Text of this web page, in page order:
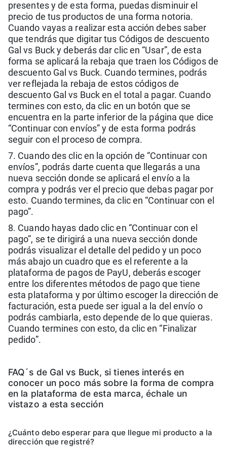
presentes y de esta forma, puedas disminuir el
precio de tus productos de una forma notoria.
Cuando vayas a realizar esta acción debes saber
que tendrás que digitar tus Códigos de descuento
Gal vs Buck y deberás dar clic en “Usar”, de esta
forma se aplicará la rebaja que traen los Códigos de
descuento Gal vs Buck. Cuando termines, podrás
ver reflejada la rebaja de estos códigos de
descuento Gal vs Buck en el total a pagar. Cuando
termines con esto, da clic en un botón que se
encuentra en la parte inferior de la página que dice
“Continuar con envíos” y de esta forma podrás
seguir con el proceso de compra.
7. Cuando des clic en la opción de “Continuar con
envíos”, podrás darte cuenta que llegarás a una
nueva sección donde se aplicará el envío a la
compra y podrás ver el precio que debas pagar por
esto. Cuando termines, da clic en “Continuar con el
pago”.
8. Cuando hayas dado clic en “Continuar con el
pago”, se te dirigirá a una nueva sección donde
podrás visualizar el detalle del pedido y un poco
más abajo un cuadro que es el referente a la
plataforma de pagos de PayU, deberás escoger
entre los diferentes métodos de pago que tiene
esta plataforma y por último escoger la dirección de
facturación, esta puede ser igual a la del envío o
podrás cambiarla, esto depende de lo que quieras.
Cuando termines con esto, da clic en “Finalizar
pedido”.
FAQ´s de Gal vs Buck, si tienes interés en
conocer un poco más sobre la forma de compra
en la plataforma de esta marca, échale un
vistazo a esta sección
¿Cuánto debo esperar para que llegue mi producto a la
dirección que re gistré?